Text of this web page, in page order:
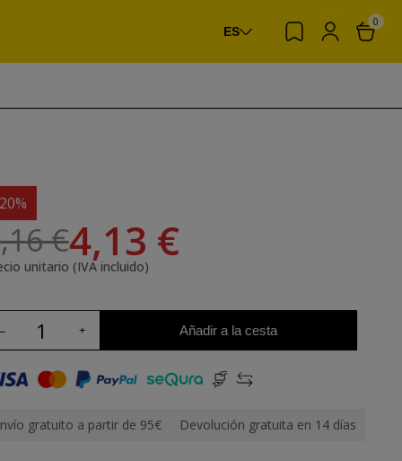
ES
0
€4,13 €
unitario (IVA incluido)
Añadir a la cesta
gratuito a partir de 95€ Devolución gratuita en 14 días